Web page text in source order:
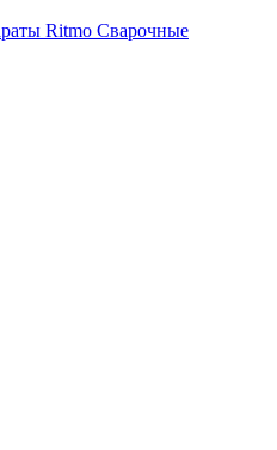
Сварочные